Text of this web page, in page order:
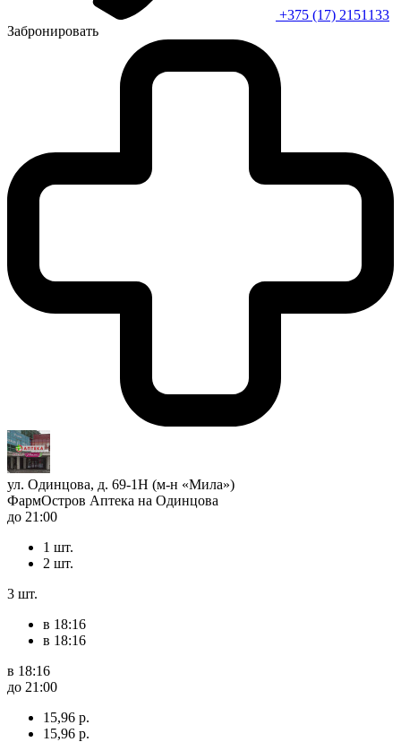
+375 (17) 2151133
Забронировать
ул. Одинцова, д. 69-1Н (м-н «Мила»)
ФармОстров Аптека на Одинцова
до 21:00
1 шт.
2 шт.
3 шт.
в 18:16
в 18:16
в 18:16
до 21:00
15,96 р.
15,96 р.